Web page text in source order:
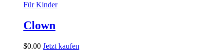
Für Kinder
Clown
$0.00 Jetzt kaufen